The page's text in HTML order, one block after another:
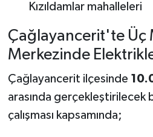
Kızıldamlar mahalleleri
Çağlayancerit'te Üç
Merkezinde
Çağlayancerit ilçesinde
arasında gerçekleştirilecek
çalışması kapsamında;